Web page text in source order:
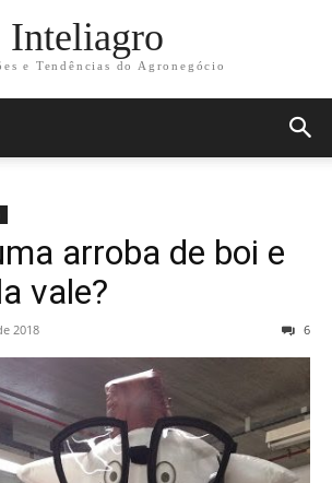
Inteliagro
e Tendências do Agronegócio
arroba de boi e
vale?
2018 6